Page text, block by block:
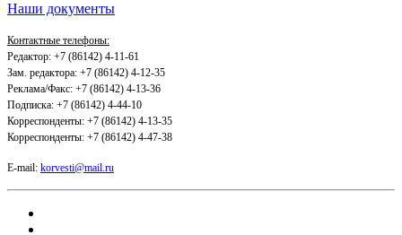
Наши документы
Контактные телефоны:
Редактор: +7 (86142) 4-11-61
Зам. редактора: +7 (86142) 4-12-35
Реклама/Факс: +7 (86142) 4-13-36
Подписка: +7 (86142) 4-44-10
Корреспонденты: +7 (86142) 4-13-35
Корреспонденты: +7 (86142) 4-47-38
E-mail: korvesti@mail.ru